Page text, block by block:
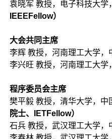
袁晓军 教授，电子科技大学
IEEEFellow）
大会共同主席
李辉 教授，河南理工大学，
李兴旺 教授，河南理工大学
程序委员会主席
樊平毅 教授，清华大学，中
院士、IETFellow）
石兵 教授，武汉理工大学，